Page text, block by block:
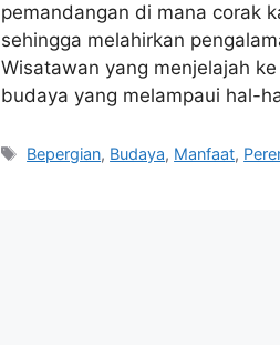
pemandangan di mana corak
sehingga melahirkan
Wisatawan yang menjelajah
budaya yang melampaui hal-
Tags
Bepergian, Budaya, Manfaat,